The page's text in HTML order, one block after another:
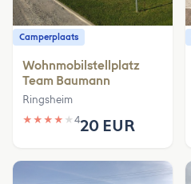
Camperplaats
Wohnmobilstellplatz
Team Baumann
Ringsheim
★ ★ ★ ★ ★ 420 EUR